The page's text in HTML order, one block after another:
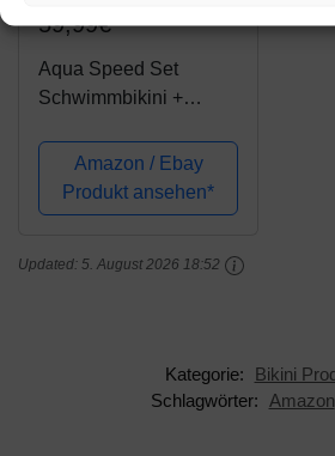
59,99€
Aqua Speed Set
Schwimmbikini +
Zweiteiler | sportliche
Bademode | 2-Piece
Swimsuit |
Schwimmbikini
Amazon / Ebay
Produkt ansehen*
Updated: 5. August 2026 18:52
Kategorie:
Bikini
Schlagwörter:
Amazon